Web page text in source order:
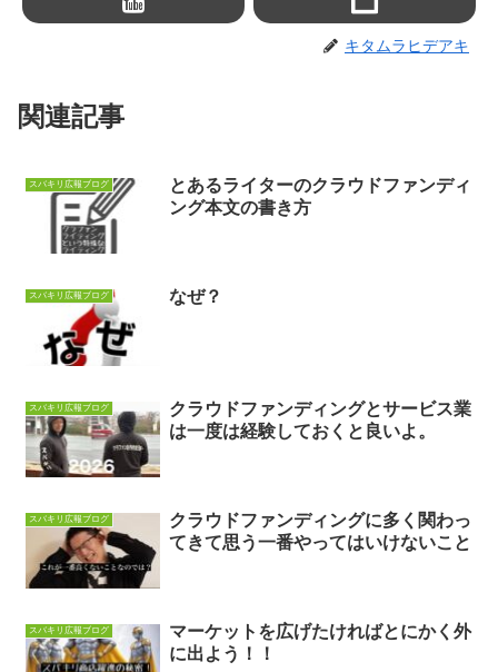
キタムラヒデアキ
関連記事
スバキリ広報ブログ
とあるライターのクラウドファンディ
ング本文の書き方
スバキリ広報ブログ なぜ？
スバキリ広報ブログ
クラウドファンディングとサービス業
は一度は経験しておくと良いよ。
スバキリ広報ブログ
クラウドファンディングに多く関わっ
てきて思う一番やってはいけないこと
スバキリ広報ブログ
マーケットを広げたければとにかく外
に出よう！！